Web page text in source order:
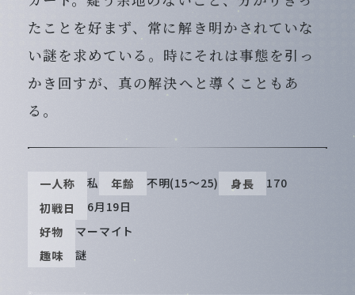
たことを好まず、常に解き明かされていな
い謎を求めている。時にそれは事態を引っ
かき回すが、真の解決へと導くこともあ
る。
一人称 私 年齢 不明(15～25) 身長
170
初戦日
6月19日
好物
マーマイト
趣味
謎